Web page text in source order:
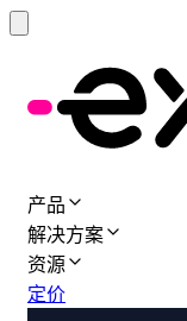
产品
解决方案
资源
定价